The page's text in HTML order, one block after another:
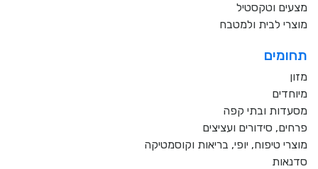
מצעים וטקסטיל
מוצרי לבית ולמטבח
תחומים
מזון
מיוחדים
מסעדות ובתי קפה
פרחים, סידורים ועציצים
מוצרי טיפוח, יופי, בריאות וקוסמטיקה
סדנאות